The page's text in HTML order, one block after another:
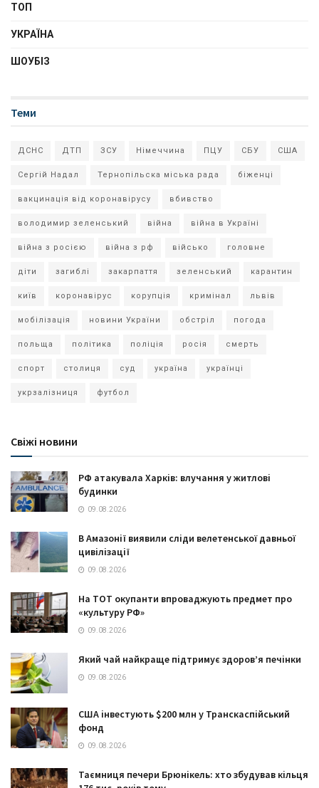
ТОП
УКРАЇНА
ШОУБІЗ
Теми
ДСНС ДТП ЗСУ Німеччина ПЦУ СБУ США
Сергій Надал Тернопільска міська рада біженці
вакцинація від коронавірусу вбивство
володимир зеленський війна війна в Україні
війна з росією війна з рф військо головне
діти загиблі закарпаття зеленський карантин
київ коронавірус корупція кримінал львів
мобілізація новини України обстріл погода
польща політика поліція росія смерть
спорт столиця суд україна українці
укрзалізниця футбол
Свіжі новини
РФ атакувала Харків: влучання у житлові
будинки
09.08.2026
В Амазонії виявили сліди велетенської давньої
цивілізації
09.08.2026
На ТОТ окупанти впроваджують предмет про
«культуру РФ»
09.08.2026
Який чай найкраще підтримує здоров’я печінки
09.08.2026
США інвестують $200 млн у Транскаспійський
фонд
09.08.2026
Таємниця печери Брюнікель: хто збудував кільця